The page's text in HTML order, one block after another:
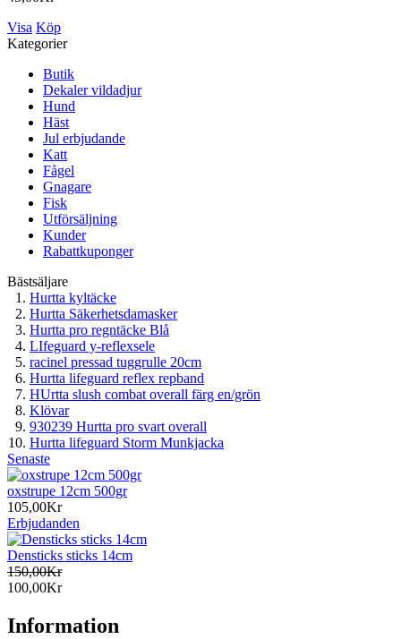
Visa Köp
Kategorier
Butik
Dekaler vildadjur
Hund
Häst
Jul erbjudande
Katt
Fågel
Gnagare
Fisk
Utförsäljning
Kunder
Rabattkuponger
Bästsäljare
Hurtta kyltäcke
Hurtta Säkerhetsdamasker
Hurtta pro regntäcke Blå
LIfeguard y-reflexsele
racinel pressad tuggrulle 20cm
Hurtta lifeguard reflex repband
HUrtta slush combat overall färg en/grön
Klövar
930239 Hurtta pro svart overall
Hurtta lifeguard Storm Munkjacka
Senaste
oxstrupe 12cm 500gr
105,00Kr
Erbjudanden
Densticks sticks 14cm
150,00Kr
100,00Kr
Information